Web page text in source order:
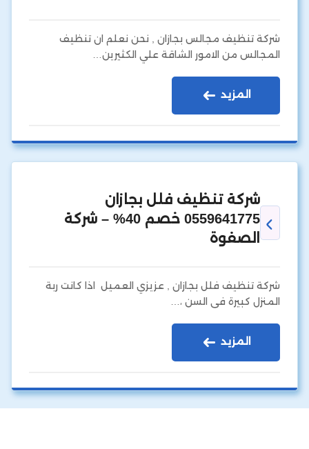
شركة تنظيف مجالس بجازان , نحن نعلم ان تنظيف
المجالس من الامور الشاقة علي الكثيرين…
المزيد
شركة تنظيف فلل بجازان
0559641775 خصم 40% – شركة
الصفوة
شركة تنظيف فلل بجازان , عزيزي العميل اذا كانت ربة
المنزل كبيرة فى السن ،…
المزيد